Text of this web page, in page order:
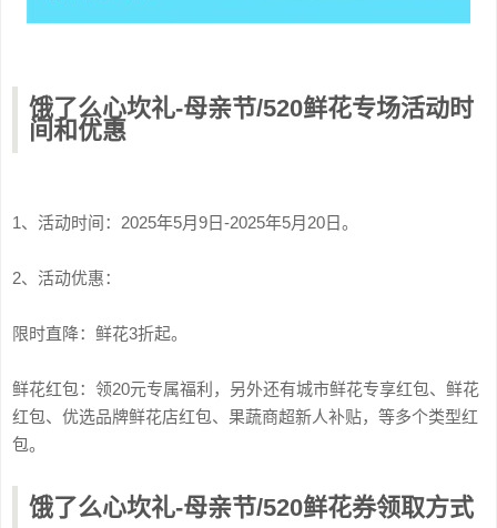
饿了么心坎礼-母亲节/520鲜花专场活动时
间和优惠
1、活动时间：2025年5月9日-2025年5月20日。
2、活动优惠：
限时直降：鲜花3折起。
鲜花红包：领20元专属福利，另外还有城市鲜花专享红包、鲜花
红包、优选品牌鲜花店红包、果蔬商超新人补贴，等多个类型红
包。
饿了么心坎礼-母亲节/520鲜花券领取方式